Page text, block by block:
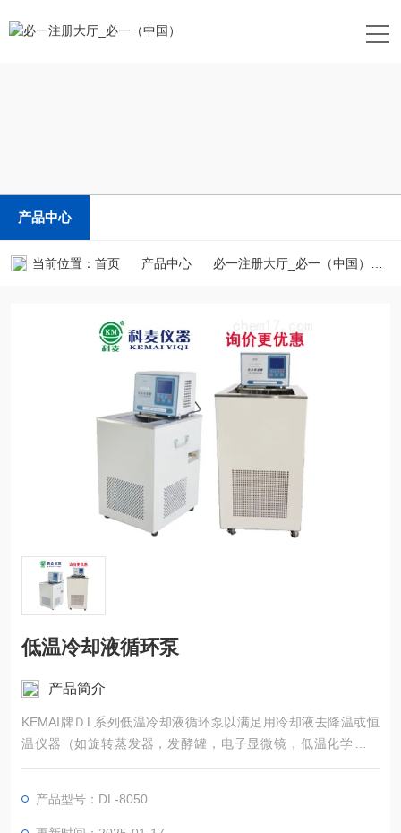
产品中心
当前位置： 首页 产品中心 必一注册大厅_必一（中国）
低温冷却液循环泵
产品简介
KEMAI牌ＤL系列低温冷却液循环泵以满足用冷却液去降温或恒
温仪器（如旋转蒸发器，发酵罐，电子显微镜，低温化学反应
釜，电子能谱仪，质谱仪，密度仪，冷冻干燥仪，真空镀膜仪，
产品型号：DL-8050